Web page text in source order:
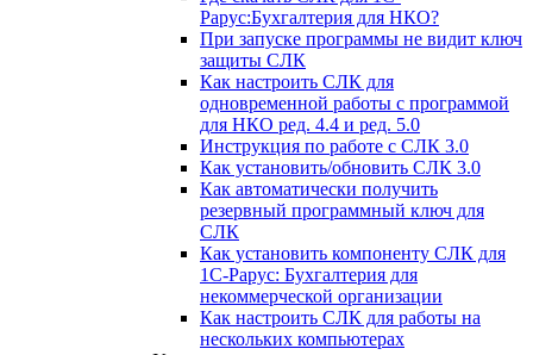
Рарус:Бухгалтерия для НКО?
При запуске программы не видит ключ
защиты СЛК
Как настроить СЛК для
одновременной работы с программой
для НКО ред. 4.4 и ред. 5.0
Инструкция по работе с СЛК 3.0
Как установить/обновить СЛК 3.0
Как автоматически получить
резервный программный ключ для
СЛК
Как установить компоненту СЛК для
1С-Рарус: Бухгалтерия для
некоммерческой организации
Как настроить СЛК для работы на
нескольких компьютерах